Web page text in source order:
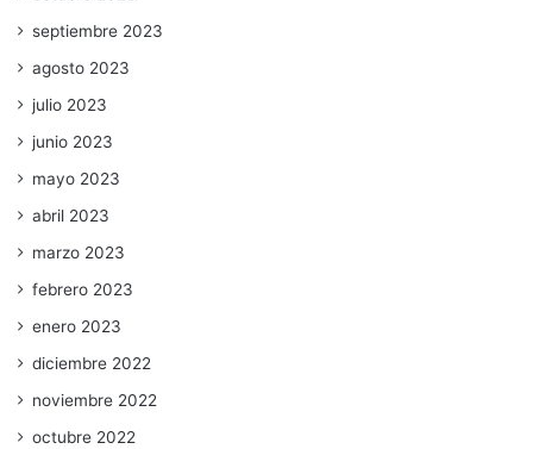
septiembre 2023
agosto 2023
julio 2023
junio 2023
mayo 2023
abril 2023
marzo 2023
febrero 2023
enero 2023
diciembre 2022
noviembre 2022
octubre 2022